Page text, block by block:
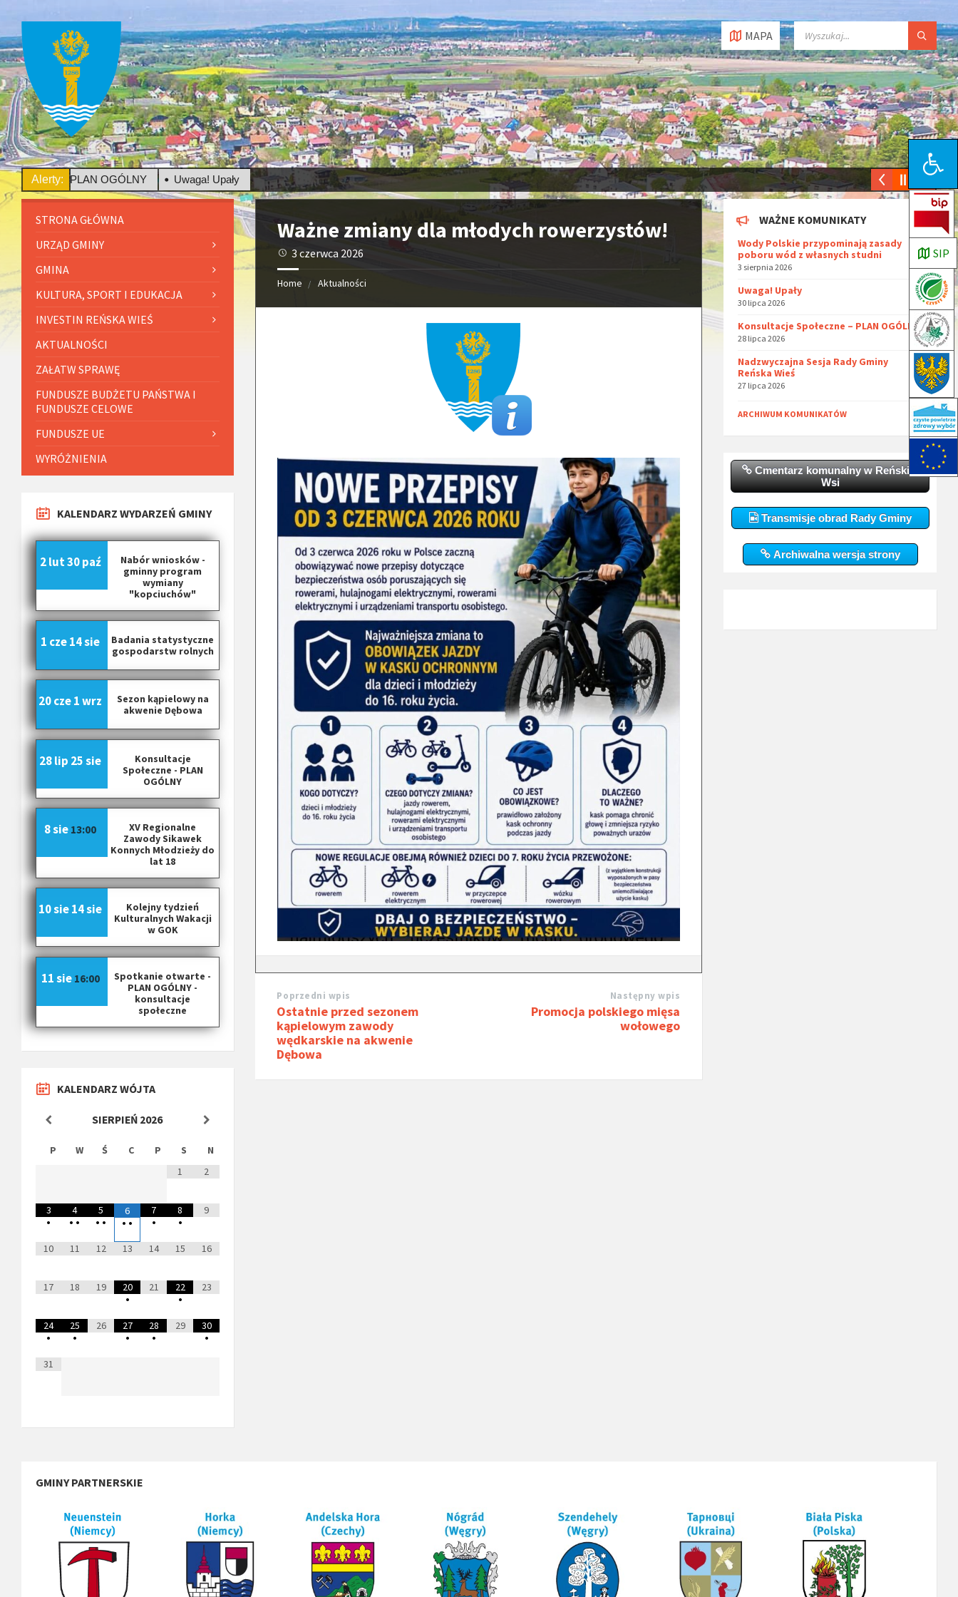
Open toolbar
SIP
MAPA
Alerty:
- PLAN OGÓLNY Uwaga! Upały
Ważne zmiany dla młodych rowerzystów!
3 czerwca 2026
Home Aktualności
Poprzedni wpis
Ostatnie przed sezonem
kąpielowym zawody
wędkarskie na akwenie
Dębowa
Następny wpis
Promocja polskiego mięsa
wołowego
STRONA GŁÓWNA
URZĄD GMINY
GMINA
KULTURA, SPORT I EDUKACJA
INVESTIN REŃSKA WIEŚ
AKTUALNOŚCI
ZAŁATW SPRAWĘ
FUNDUSZE BUDŻETU PAŃSTWA I
FUNDUSZE CELOWE
FUNDUSZE UE
WYRÓŻNIENIA
KALENDARZ WYDARZEŃ GMINY
Nabór wniosków -
gminny program
wymiany
"kopciuchów"
2 lut30 paź
Badania statystyczne
gospodarstw rolnych
1 cze14 sie
Sezon kąpielowy na
akwenie Dębowa
20 cze1 wrz
Konsultacje
Społeczne - PLAN
OGÓLNY
28 lip 25 sie
XV Regionalne
Zawody Sikawek
Konnych Młodzieży do
lat 18
8 sie 13:00
Kolejny tydzień
Kulturalnych Wakacji
w GOK
10 sie14 sie
Spotkanie otwarte -
PLAN OGÓLNY -
konsultacje
społeczne
11 sie 16:00
KALENDARZ WÓJTA
SIERPIEŃ 2026
P W Ś C P S
N
1
2
3
•
4
• •
5
• •
6
• •
7
•
8
•
9
10 11 12 13 14 15 16
17 18 19
20
•
21
22
•
23
24
•
25
•
26
27
•
28
•
29
30
•
31
WAŻNE KOMUNIKATY
Wody Polskie przypominają zasady
poboru wód z własnych studni
3 sierpnia 2026
Uwaga! Upały
30 lipca 2026
Konsultacje Społeczne – PLAN OGÓLNY
28 lipca 2026
Nadzwyczajna Sesja Rady Gminy
Reńska Wieś
27 lipca 2026
ARCHIWUM KOMUNIKATÓW
Cmentarz komunalny w Reńskiej
Wsi
Transmisje obrad Rady Gminy
Archiwalna wersja strony
GMINY PARTNERSKIE